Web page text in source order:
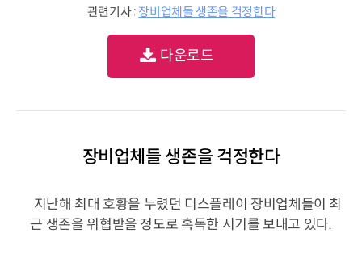
관련기사 : 장비업체들 생존을 걱정한다
다운로드
장비업체들 생존을 걱정한다
지난해 최대 호황을 누렸던 디스플레이 장비업체들이 최
근 생존을 위협받을 정도로 혹독한 시기를 보내고 있다.